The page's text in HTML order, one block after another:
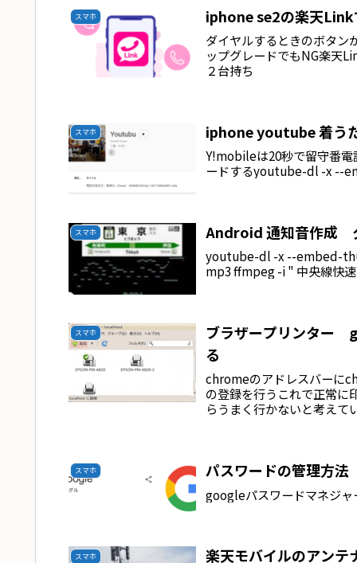
スマホ iphone se2の楽天Link
ダイヤルするときのボタン
ップグレードでもNG楽天
２台持ち
スマホ iphone youtube 着う
Y!mobileは20秒で留守番
ードするyoutube-dl -x --
スマホ Android 通知音作成
youtube-dl -x --embed-
mp3 ffmpeg -i " 中央線快速
スマホ
ブラザープリンター
る
chromeのアドレスバーに
の登録を行うこれで正常に
らうまく行かないと考えて
スマホ パスワードの管理方法
googleパスワードマネジャ
スマホ 楽天モバイルのアンテ